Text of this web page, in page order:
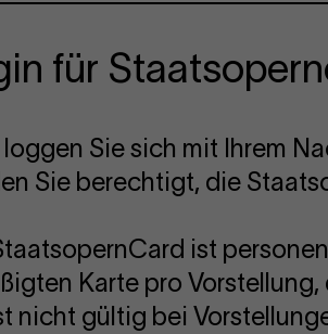
für
loggen Sie sich mit Ihrem
Sie berechtigt, die
ist
Karte pro
nicht gültig bei